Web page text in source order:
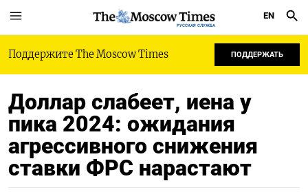
РУССКАЯ СЛУЖБА
EN
Поддержите The Moscow Times ПОДДЕРЖАТЬ
Доллар слабеет, иена у
пика 2024: ожидания
агрессивного снижения
ставки ФРС нарастают